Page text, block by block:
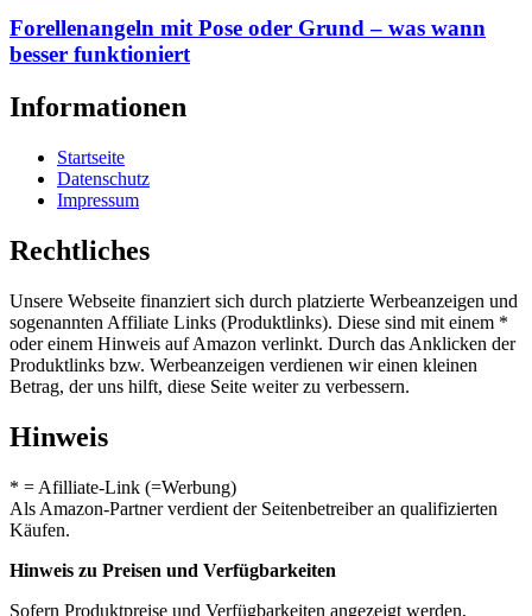
Forellenangeln mit Pose oder Grund – was wann
besser funktioniert
Informationen
Startseite
Datenschutz
Impressum
Rechtliches
Unsere Webseite finanziert sich durch platzierte Werbeanzeigen und
sogenannten Affiliate Links (Produktlinks). Diese sind mit einem *
oder einem Hinweis auf Amazon verlinkt. Durch das Anklicken der
Produktlinks bzw. Werbeanzeigen verdienen wir einen kleinen
Betrag, der uns hilft, diese Seite weiter zu verbessern.
Hinweis
* = Afilliate-Link (=Werbung)
Als Amazon-Partner verdient der Seitenbetreiber an qualifizierten
Käufen.
Hinweis zu Preisen und Verfügbarkeiten
Sofern Produktpreise und Verfügbarkeiten angezeigt werden,